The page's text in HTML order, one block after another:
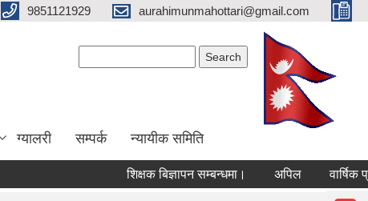
9851121929 aurahimunmahottari@gmail.com
ग्यालरी सम्पर्क न्यायीक समिति
शिक्षक बिज्ञापन सम्बन्धमा। वार्षिक